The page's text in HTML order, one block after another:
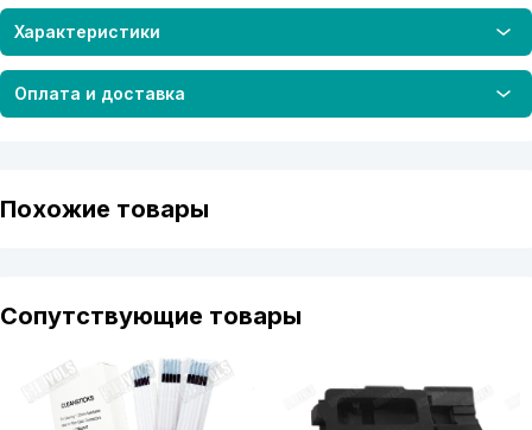
Характеристики
Оплата и доставка
Похожие товары
Сопутствующие товары